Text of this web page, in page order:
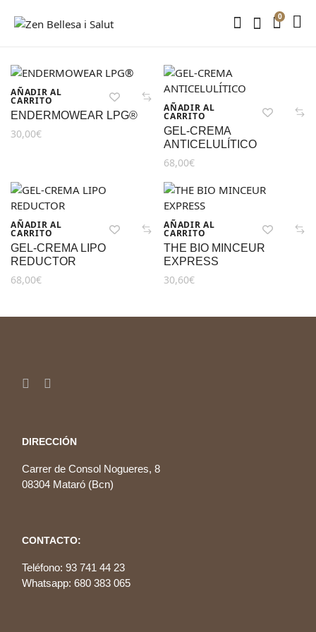
0
AÑADIR AL
CARRITO
ENDERMOWEAR LPG®
30,00€
AÑADIR AL
CARRITO
GEL-CREMA
ANTICELULÍTICO
68,00€
AÑADIR AL
CARRITO
GEL-CREMA LIPO
REDUCTOR
68,00€
AÑADIR AL
CARRITO
THE BIO MINCEUR
EXPRESS
30,60€
DIRECCIÓN
Carrer de Consol Nogueres, 8
08304 Mataró (Bcn)
CONTACTO:
Teléfono: 93 741 44 23
Whatsapp: 680 383 065